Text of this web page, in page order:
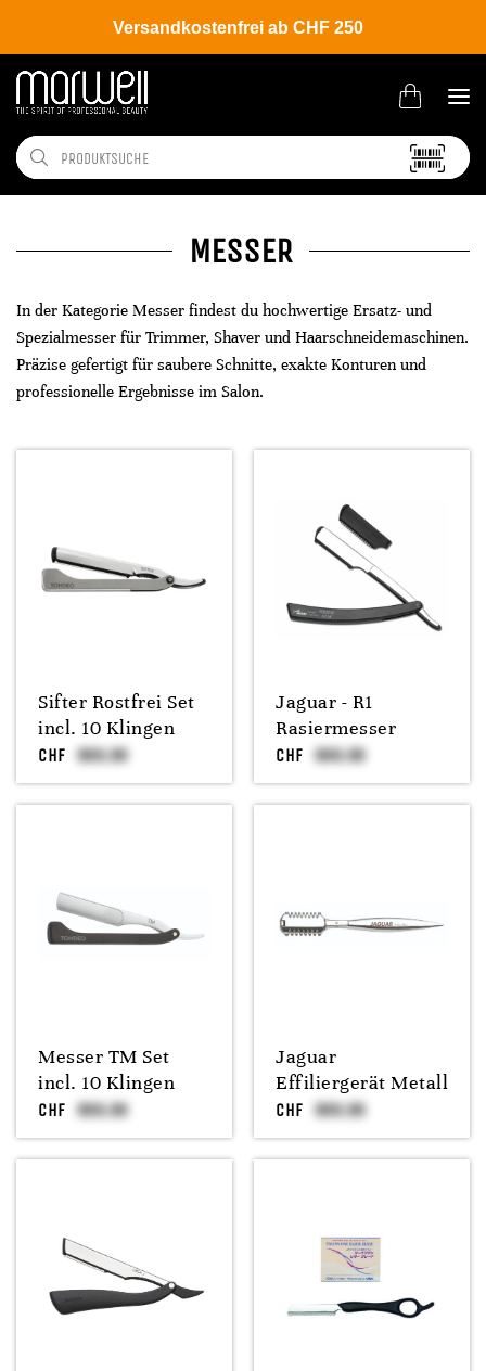
Versandkostenfrei ab CHF 250
MESSER
In der Kategorie Messer findest du hochwertige Ersatz- und
Spezialmesser für Trimmer, Shaver und Haarschneidemaschinen.
Präzise gefertigt für saubere Schnitte, exakte Konturen und
professionelle Ergebnisse im Salon.
Sifter Rostfrei Set
incl. 10 Klingen
CHF
Jaguar - R1
Rasiermesser
CHF
Messer TM Set
incl. 10 Klingen
CHF
Jaguar
Effiliergerät Metall
CHF